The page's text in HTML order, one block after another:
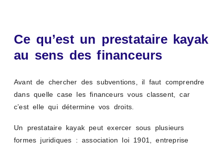
Ce qu’est un prestataire kayak
au sens des financeurs
Avant de chercher des subventions, il faut comprendre
dans quelle case les financeurs vous classent, car
c’est elle qui détermine vos droits.
Un prestataire kayak peut exercer sous plusieurs
formes juridiques : association loi 1901, entreprise